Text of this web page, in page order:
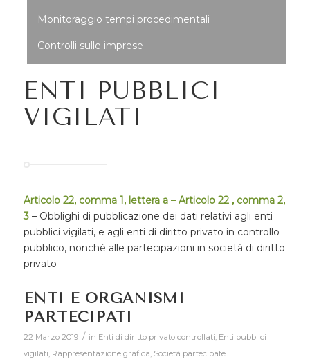
Monitoraggio tempi procedimentali
Controlli sulle imprese
ENTI PUBBLICI
VIGILATI
Articolo 22, comma 1, lettera a – Articolo 22 , comma 2,
3– Obblighi di pubblicazione dei dati relativi agli enti
pubblici vigilati, e agli enti di diritto privato in controllo
pubblico, nonché alle partecipazioni in società di diritto
privato
ENTI E ORGANISMI
PARTECIPATI
22 Marzo 2019 / in Enti di diritto privato controllati, Enti pubblici
vigilati, Rappresentazione grafica, Società partecipate